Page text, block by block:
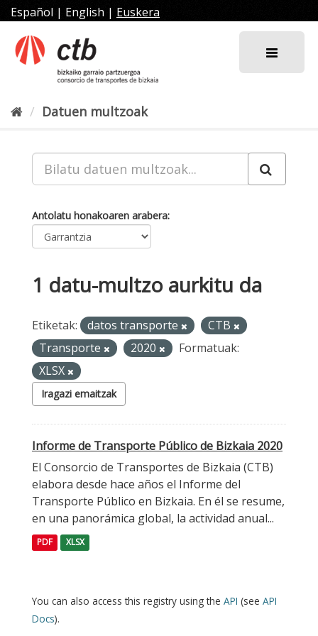
Joan
edukira
Español | English | Euskera
Datuen multzoak
Antolatu honakoaren arabera
1 datu-multzo aurkitu da
Etiketak: datos transporte
CTB
Transporte
2020
Formatuak:
XLSX
Iragazi emaitzak
Informe de Transporte Público de Bizkaia 2020
El Consorcio de Transportes de Bizkaia (CTB)
elabora desde hace años el Informe del
Transporte Público en Bizkaia. En él se resume,
en una panorámica global, la actividad anual...
PDF XLSX
You can also access this registry using the API (see API
Docs).